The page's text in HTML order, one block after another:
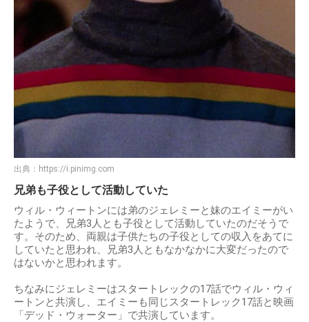
出典： https://i.pinimg.com
兄弟も子役として活動していた
ウィル・ウィートンには弟のジェレミーと妹のエイミーがい
たようで、兄弟3人とも子役として活動していたのだそうで
す。そのため、両親は子供たちの子役としての収入をあてに
していたと思われ、兄弟3人ともなかなかに大変だったので
はないかと思われます。
ちなみにジェレミーはスタートレックの17話でウィル・ウィ
ートンと共演し、エイミーも同じスタートレック17話と映画
「デッド・ウォーター」で共演しています。